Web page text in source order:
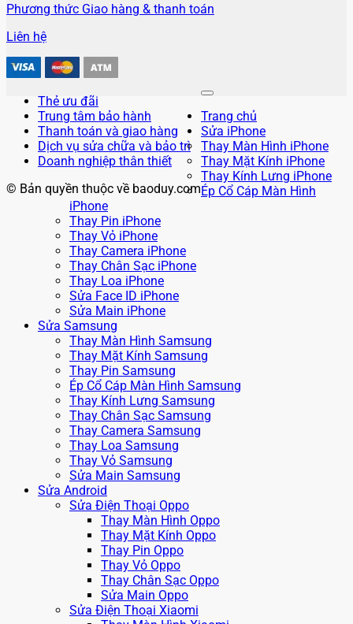
Phương thức Giao hàng & thanh toán
Liên hệ
Thẻ ưu đãi
Trung tâm bảo hành
Thanh toán và giao hàng
Dịch vụ sửa chữa và bảo trì
Doanh nghiệp thân thiết
© Bản quyền thuộc về baoduy.com
Trang chủ
Sửa iPhone
Thay Màn Hình iPhone
Thay Mặt Kính iPhone
Thay Kính Lưng iPhone
Ép Cổ Cáp Màn Hình
iPhone
Thay Pin iPhone
Thay Vỏ iPhone
Thay Camera iPhone
Thay Chân Sạc iPhone
Thay Loa iPhone
Sửa Face ID iPhone
Sửa Main iPhone
Sửa Samsung
Thay Màn Hình Samsung
Thay Mặt Kính Samsung
Thay Pin Samsung
Ép Cổ Cáp Màn Hình Samsung
Thay Kính Lưng Samsung
Thay Chân Sạc Samsung
Thay Camera Samsung
Thay Loa Samsung
Thay Vỏ Samsung
Sửa Main Samsung
Sửa Android
Sửa Điện Thoại Oppo
Thay Màn Hình Oppo
Thay Mặt Kính Oppo
Thay Pin Oppo
Thay Vỏ Oppo
Thay Chân Sạc Oppo
Sửa Main Oppo
Sửa Điện Thoại Xiaomi